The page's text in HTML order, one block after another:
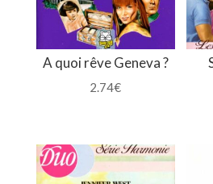
A quoi rêve Geneva ?
2.74€